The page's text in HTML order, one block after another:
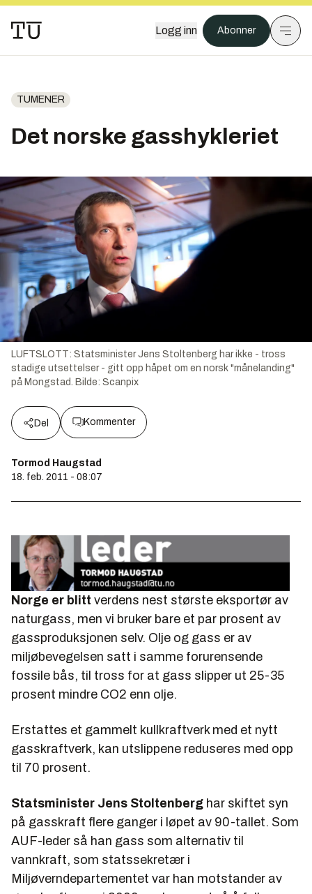
Logg inn Abonner
TUMENER
Det norske gasshykleriet
LUFTSLOTT: Statsminister Jens Stoltenberg har ikke - tross
stadige utsettelser - gitt opp håpet om en norsk "månelanding"
på Mongstad.
Bilde: Scanpix
Del Kommenter
Tormod Haugstad
18. feb. 2011 - 08:07
Norge er blitt verdens nest største eksportør av
naturgass, men vi bruker bare et par prosent av
gassproduksjonen selv. Olje og gass er av
miljøbevegelsen satt i samme forurensende
fossile bås, til tross for at gass slipper ut 25-35
prosent mindre CO2 enn olje.
Erstattes et gammelt kullkraftverk med et nytt
gasskraftverk, kan utslippene reduseres med opp
til 70 prosent.
Statsminister Jens Stoltenberg har skiftet syn
på gasskraft flere ganger i løpet av 90-tallet. Som
AUF-leder så han gass som alternativ til
vannkraft, som statssekretær i
Miljøverndepartementet var han motstander av